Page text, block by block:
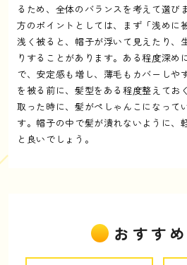
るため、全体のバランスを考えて選び
方のポイントとしては、まず「浅めに
浅く被ると、帽子が浮いて見えたり、
りすることがあります。ある程度深め
で、安定感も増し、薄毛もカバーしや
を被る前に、髪型をある程度整えてお
取った時に、髪がぺしゃんこになって
す。帽子の中で髪が潰れないように、
と良いでしょう。
おすす